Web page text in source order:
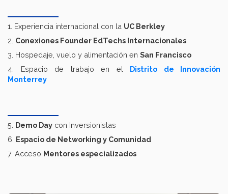
1. Experiencia internacional con la UC Berkley
2. Conexiones Founder EdTechs Internacionales
3. Hospedaje, vuelo y alimentación en San Francisco
4. Espacio de trabajo en el Distrito de Innovación
Monterrey
5. Demo Day con Inversionistas
6. Espacio de Networking y Comunidad
7. Acceso Mentores especializados